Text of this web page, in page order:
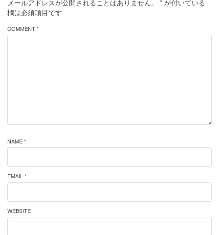
メールアドレスが公開されることはありません。 * が付いている
欄は必須項目です
COMMENT *
NAME *
EMAIL *
WEBSITE